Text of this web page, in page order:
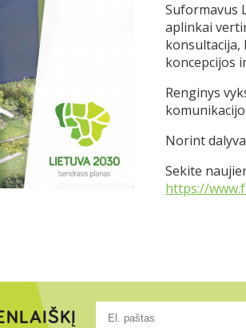
Suformavus
aplinkai
konsultacija,
koncepcijos
Renginys
Norint
Sekite
https://